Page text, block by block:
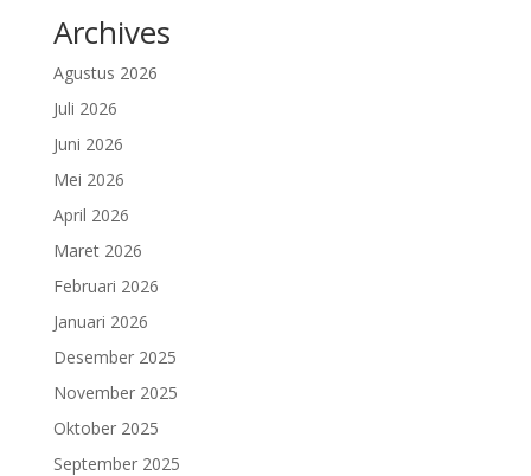
Archives
Agustus 2026
Juli 2026
Juni 2026
Mei 2026
April 2026
Maret 2026
Februari 2026
Januari 2026
Desember 2025
November 2025
Oktober 2025
September 2025